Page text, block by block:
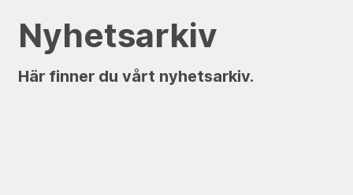
Nyhetsarkiv
Här finner du vårt nyhetsarkiv.